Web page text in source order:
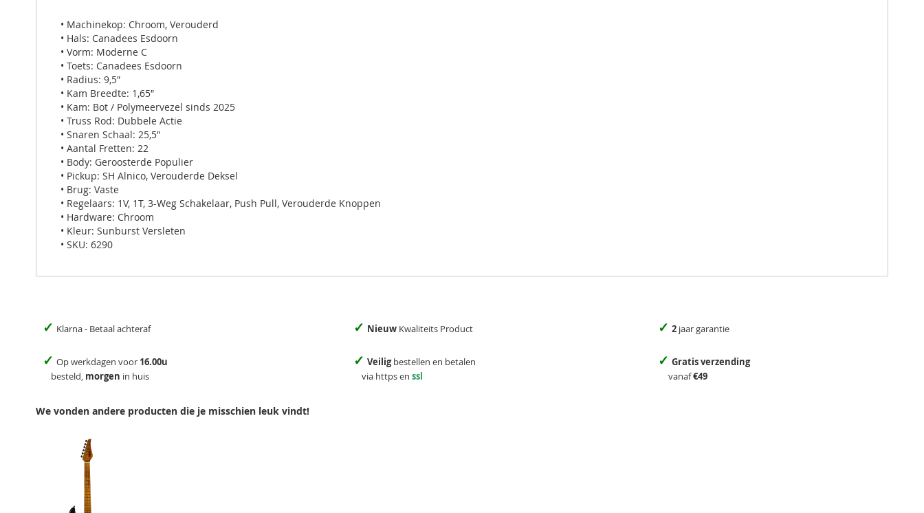
• Machinekop: Chroom, Verouderd
• Hals: Canadees Esdoorn
• Vorm: Moderne C
• Toets: Canadees Esdoorn
• Radius: 9,5″
• Kam Breedte: 1,65″
• Kam: Bot / Polymeervezel sinds 2025
• Truss Rod: Dubbele Actie
• Snaren Schaal: 25,5″
• Aantal Fretten: 22
• Body: Geroosterde Populier
• Pickup: SH Alnico, Verouderde Deksel
• Brug: Vaste
• Regelaars: 1V, 1T, 3-Weg Schakelaar, Push Pull, Verouderde Knoppen
• Hardware: Chroom
• Kleur: Sunburst Versleten
• SKU: 6290
✓ Klarna - Betaal achteraf ✓ Nieuw Kwaliteits Product ✓ 2 jaar garantie
✓ Op werkdagen voor 16.00u
besteld, morgen in huis
✓ Veiligbestellen en betalen
via https en ssl
✓ Gratis verzending
vanaf€49
We vonden andere producten die je misschien leuk vindt!